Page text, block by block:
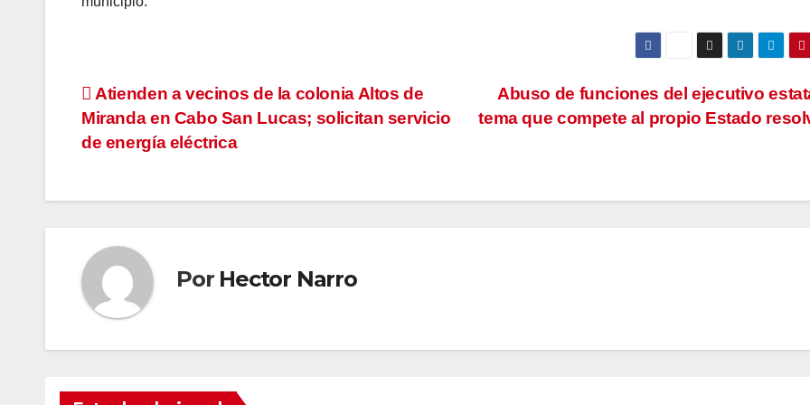
Navegación
de
Abuso de funciones del ejecutivo
tema que compete al propio Estado
Atienden a vecinos de la colonia Altos de
Miranda en Cabo San Lucas; solicitan servicio
de energía eléctrica
Por Hector Narro